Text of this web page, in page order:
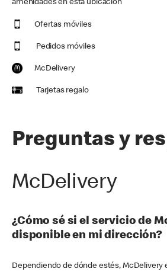
amenidades en esta ubicación
Ofertas móviles
Pedidos móviles
McDelivery
Tarjetas regalo
Preguntas y
McDelivery
¿Cómo sé si el servicio de
disponible en mi dirección?
Dependiendo de dónde estés, McDelivery